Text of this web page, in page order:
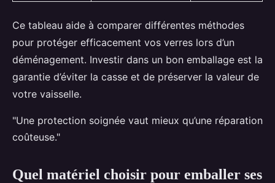
Ce tableau aide à comparer différentes méthodes
pour protéger efficacement vos verres lors d’un
déménagement. Investir dans un bon emballage est la
garantie d’éviter la casse et de préserver la valeur de
votre vaisselle.
"Une protection soignée vaut mieux qu’une réparation
coûteuse."
Quel matériel choisir pour emballer ses